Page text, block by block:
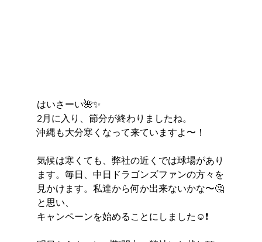
はいさーい🌺✨
2月に入り、節分が終わりましたね。
沖縄も大分寒くなって来ていますよ〜！
気候は寒くても、弊社の近くでは球場があり
ます。毎日、中日ドラゴンズファンの方々を
見かけます。私達から何か出来ないかな〜🤔
と思い、
キャンペーンを始めることにしました☺️❗️